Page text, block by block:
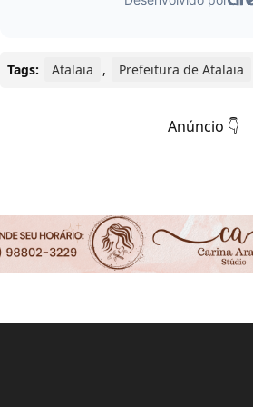
Tags: Atalaia , Prefeitura de Atalaia
Anúncio 👇